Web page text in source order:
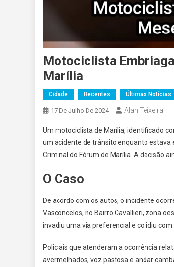
Motociclista
Marília
Cidade Recentes Últimas Notícias
17 De Julho De 2024 Alan Teixeira
Um motociclista de Marília, identificado
um acidente de trânsito enquanto estava
Criminal do Fórum de Marília. A decisão
O Caso
De acordo com os autos, o incidente
Vasconcelos, no Bairro Cavallieri, zona
invadiu uma via preferencial e colidiu
Policiais que atenderam a ocorrência
avermelhados, voz pastosa e andar